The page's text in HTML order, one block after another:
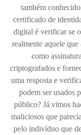
também
certificado de
digital é verificar se
realmente aquele
como
criptografados e
uma resposta e
podem ser usados
público? Já vimos
maliciosos que
pelo indivíduo que